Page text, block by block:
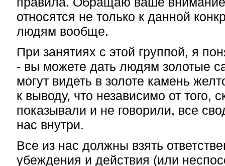
относятся не только к данной
людям вообще.
При занятиях с этой группой, я
- вы можете дать людям золотые
могут видеть в золоте камень
к выводу, что независимо от того,
показывали и не говорили, все
нас внутри.
Все из нас должны взять
убеждения и действия (или